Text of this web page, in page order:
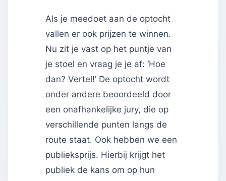
Als je meedoet aan de optocht
vallen er ook prijzen te winnen.
Nu zit je vast op het puntje van
je stoel en vraag je je af: ‘Hoe
dan? Vertel!’ De optocht wordt
onder andere beoordeeld door
een onafhankelijke jury, die op
verschillende punten langs de
route staat. Ook hebben we een
publieksprijs. Hierbij krijgt het
publiek de kans om op hun